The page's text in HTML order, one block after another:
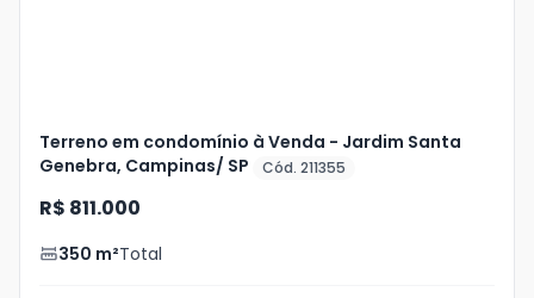
Terreno em condomínio à Venda - Jardim Santa
Genebra, Campinas/ SP
Cód. 211355
R$ 811.000
350 m²Total